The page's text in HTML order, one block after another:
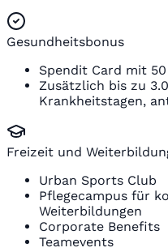
Gesundheitsbonus
Spendit Card mit
Zusätzlich bis zu
Krankheitstagen,
Freizeit und
Urban Sports Club
Pflegecampus für
Weiterbildungen
Corporate Benefits
Teamevents